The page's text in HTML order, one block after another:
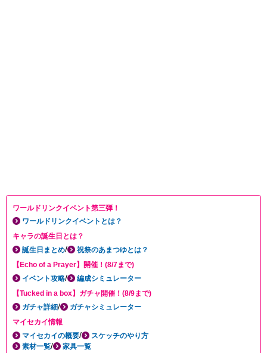
ワールドリンクイベント第三弾！
ワールドリンクイベントとは？
キャラの誕生日とは？
誕生日まとめ/
祝祭のあまつゆとは？
【Echo of a Prayer】開催！(8/7まで)
イベント攻略/
編成シミュレーター
【Tucked in a box】ガチャ開催！(8/9まで)
ガチャ詳細/
ガチャシミュレーター
マイセカイ情報
マイセカイの概要/
スケッチのやり方
素材一覧/ 家具一覧